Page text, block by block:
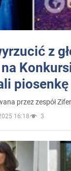
z
przez zespół
16:18 3